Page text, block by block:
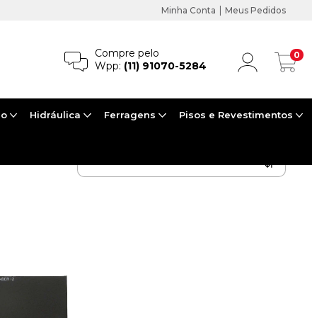
Minha Conta | Meus Pedidos
Compre pelo
Wpp: (11) 91070-5284
0
Hidráulica Ferragens Pisos e Revestimentos